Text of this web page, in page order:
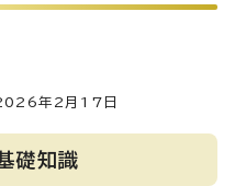
年2月17日
礎知識